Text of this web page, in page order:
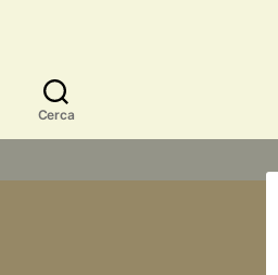
Cerca